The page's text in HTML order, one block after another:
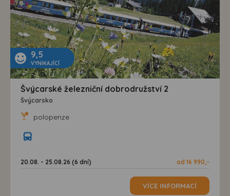
9,5
VYNIKAJÍCÍ
Švýcarské železniční dobrodružství 2
Švýcarsko
polopenze
20.08. - 25.08.26 (6 dní) od 16 990,-
VÍCE INFORMACÍ